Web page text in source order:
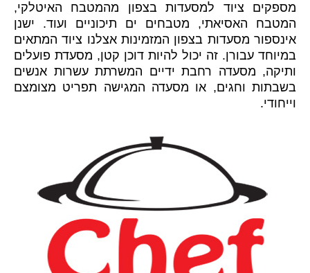
מספקים ציוד למסעדות בצפון מהמטבח האיטלקי,
המטבח האסיאתי, מטבחים ים תיכוניים ועוד. ישנן
אינספור מסעדות בצפון המזמינות אצלנו ציוד המתאים
במיוחד עבורן. זה יכול להיות דוכן קטן, מסעדת פועלים
ותיקה, מסעדה רחבת ידיים המשרתת עשרות אנשים
בשבתות וחגים, או מסעדה המגישה תפריט מצומצם
וייחודי.